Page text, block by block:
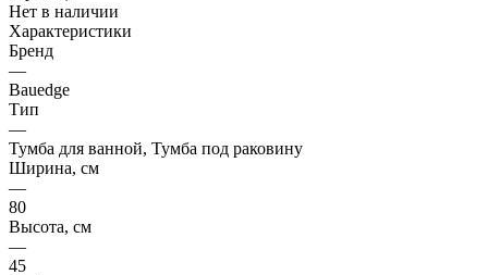
Нет в наличии
Характеристики
Бренд
—
Bauedge
Тип
—
Тумба для ванной, Тумба под раковину
Ширина, см
—
80
Высота, см
—
45